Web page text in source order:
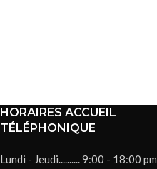
HORAIRES ACCUEIL
TÉLÉPHONIQUE
Lundi - Jeudi.......... 9:00 - 18:00 pm